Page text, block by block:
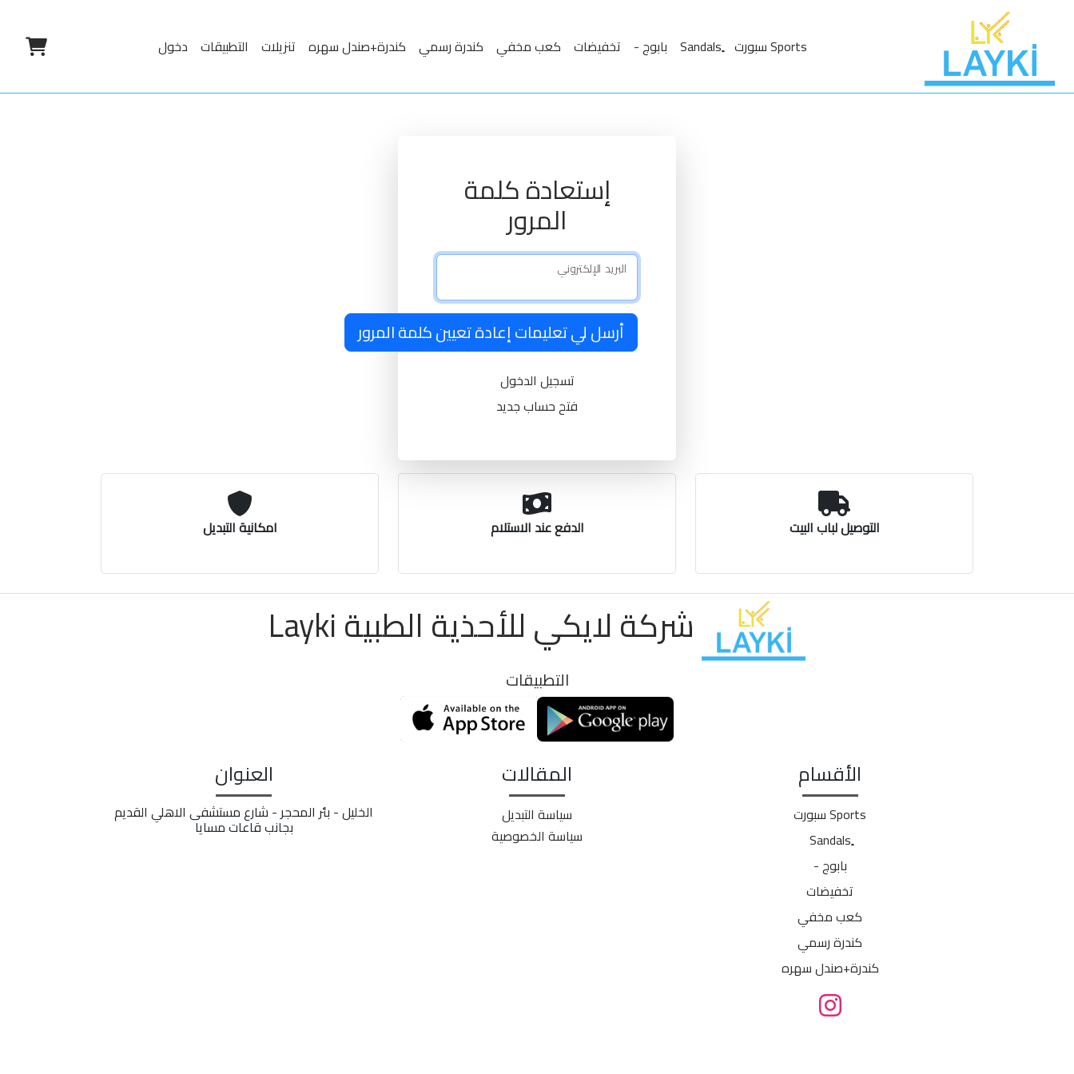
Sports سبورت بابوج - تخفيضات كعب مخفي كندرة رسمي كندرة+صندل سهره تنزيلات التطبيقات دخول
إستعادة كلمة
المرور
البريد الإلكتروني
تسجيل الدخول
فتح حساب جديد
التوصيل لباب البيت الدفع عند الاستلام امكانية التبديل
شركة لايكي للأحذية الطبية Layki
التطبيقات
الأقسام
Sports سبورت
بابوج -
تخفيضات
كعب مخفي
كندرة رسمي
كندرة+صندل سهره
المقالات
سياسة التبديل
سياسة الخصوصية
العنوان
الخليل - بئر المحجر - شارع مستشفى الاهلي القديم
بجانب قاعات مسايا